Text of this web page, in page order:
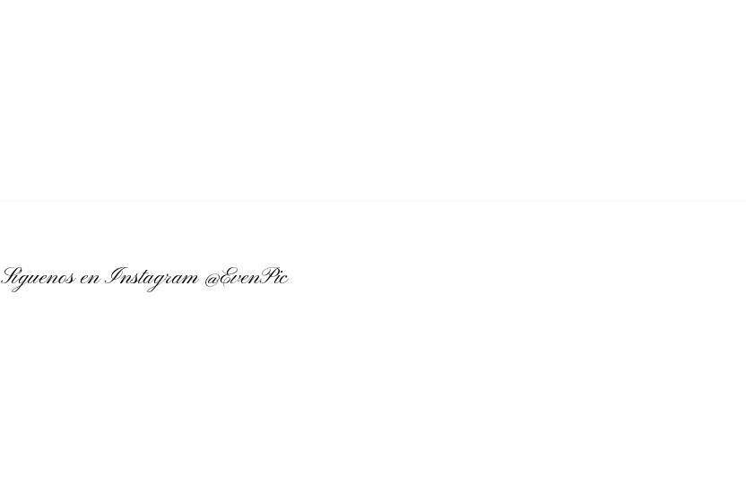
Síguenos en Instagram@EvenPic